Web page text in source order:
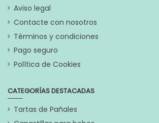
Aviso legal
Contacte con nosotros
Términos y condiciones
Pago seguro
Política de Cookies
CATEGORÍAS DESTACADAS
Tartas de Pañales